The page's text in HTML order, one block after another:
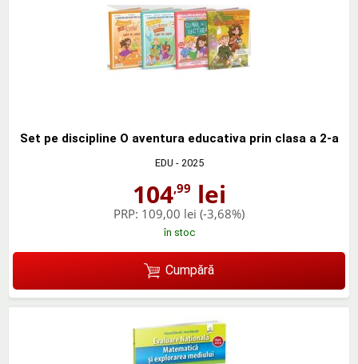
Set pe discipline O aventura educativa prin clasa a 2-a
EDU - 2025
104,99 lei
PRP: 109,00 lei (-3,68%)
în stoc
Cumpără